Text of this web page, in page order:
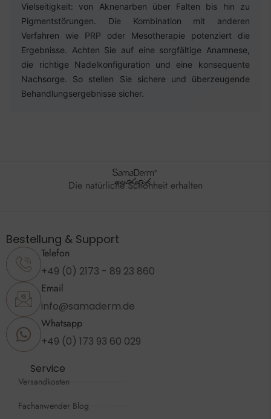
Vielseitigkeit: von Aknenarben über Falten bis hin zu
Pigmentstörungen. Die Kombination mit anderen
Verfahren wie PRP oder Mesotherapie potenziert die
Ergebnisse. Achten Sie auf eine sorgfältige Anamnese,
die richtige Nadelkonfiguration und eine konsequente
Nachsorge. So stellen Sie sichere und überzeugende
Behandlungsergebnisse sicher.
Die natürliche Schönheit erhalten
Bestellung & Support
Telefon
+49 (0) 2173 - 89 23 860
Email
info@samaderm.de
Whatsapp
+49 (0) 173 93 60 029
Service
Versandkosten
Fachanwender Blog